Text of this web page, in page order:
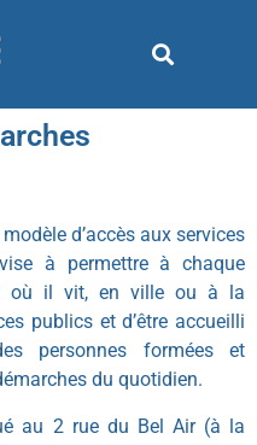
d’accès aux services
à permettre à chaque
où il vit, en ville ou à la
publics et d’être accueilli
personnes formées et
du quotidien.
au 2 rue du Bel Air (à la